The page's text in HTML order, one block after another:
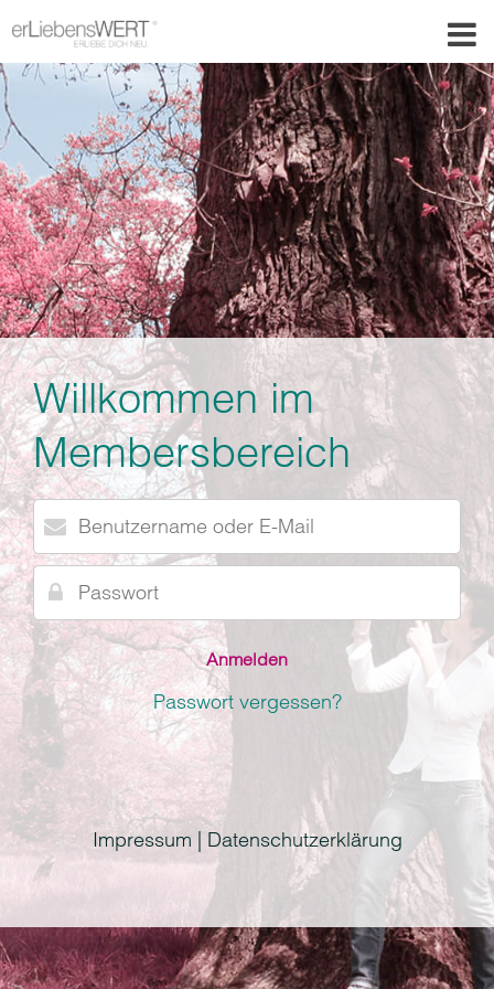
Willkommen im
Membersbereich
Benutzername
oder
E-
Mail
Passwort
Passwort vergessen?
Impressum | Datenschutzerklärung